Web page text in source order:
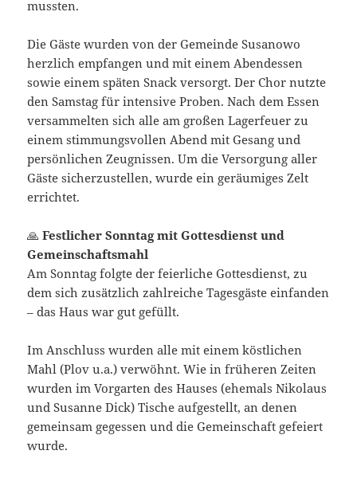
mussten.
Die Gäste wurden von der Gemeinde Susanowo
herzlich empfangen und mit einem Abendessen
sowie einem späten Snack versorgt. Der Chor nutzte
den Samstag für intensive Proben. Nach dem Essen
versammelten sich alle am großen Lagerfeuer zu
einem stimmungsvollen Abend mit Gesang und
persönlichen Zeugnissen. Um die Versorgung aller
Gäste sicherzustellen, wurde ein geräumiges Zelt
errichtet.
🙏Festlicher Sonntag mit Gottesdienst und
Gemeinschaftsmahl
Am Sonntag folgte der feierliche Gottesdienst, zu
dem sich zusätzlich zahlreiche Tagesgäste einfanden
– das Haus war gut gefüllt.
Im Anschluss wurden alle mit einem köstlichen
Mahl (Plov u.a.) verwöhnt. Wie in früheren Zeiten
wurden im Vorgarten des Hauses (ehemals Nikolaus
und Susanne Dick) Tische aufgestellt, an denen
gemeinsam gegessen und die Gemeinschaft gefeiert
wurde.